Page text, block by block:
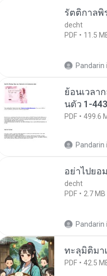
รัตติกาลพิ
decht
PDF
11.5
Pandarin
ย้อนเวลา
นตัว 1-
PDF 499.6
Pandarin
อย่าไปยอ
decht
PDF
2.7 MB
Pandarin
ทะลุมิติมา
PDF 42.5